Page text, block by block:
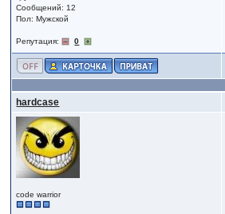
Сообщений: 12
Пол: Мужской
Репутация: 0
hardcase
code warrior